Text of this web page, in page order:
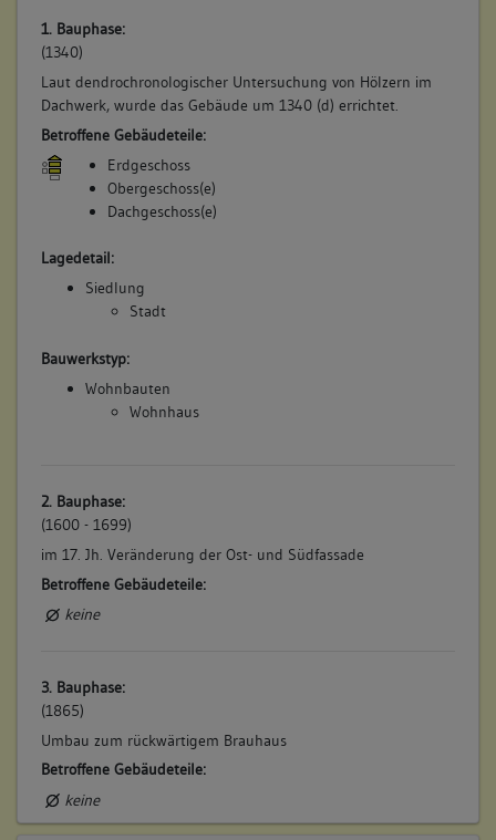
1. Bauphase:
(1340)
Laut dendrochronologischer Untersuchung von Hölzern im
Dachwerk, wurde das Gebäude um 1340 (d) errichtet.
Betroffene Gebäudeteile:
Erdgeschoss
Obergeschoss(e)
Dachgeschoss(e)
Lagedetail:
Siedlung
Stadt
Bauwerkstyp:
Wohnbauten
Wohnhaus
2. Bauphase:
(1600 - 1699)
im 17. Jh. Veränderung der Ost- und Südfassade
Betroffene Gebäudeteile:
keine
3. Bauphase:
(1865)
Umbau zum rückwärtigem Brauhaus
Betroffene Gebäudeteile:
keine